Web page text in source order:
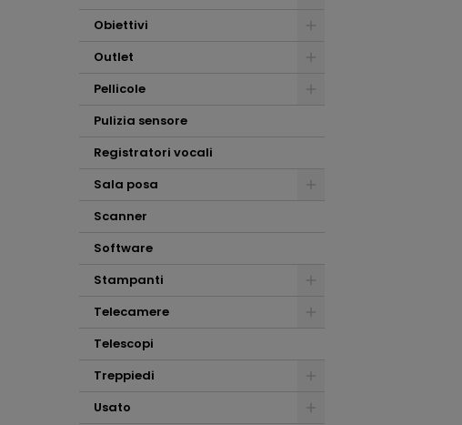
Obiettivi
Outlet
Pellicole
Pulizia sensore
Registratori vocali
Sala posa
Scanner
Software
Stampanti
Telecamere
Telescopi
Treppiedi
Usato